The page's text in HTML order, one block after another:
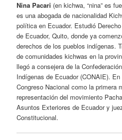
Nina Pacari (en kichwa, “nina” es
es una abogada de nacionalidad
política en Ecuador. Estudió
de Ecuador, Quito, donde ya
derechos de los pueblos indígenas.
de comunidades kichwas en la
llegó a consejera de la
Indígenas de Ecuador (CONAIE).
Congreso Nacional como la primera
representación del movimiento
Asuntos Exteriores de Ecuador y
Constitucional.